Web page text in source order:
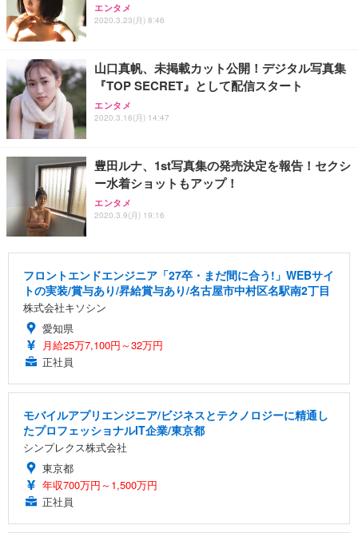
エンタメ
2020.3.23(月) 8:46
山口真帆、未掲載カット公開！デジタル写真集
『TOP SECRET』として配信スタート
エンタメ
2020.3.16(月) 14:47
豊田ルナ、1st写真集の発売決定を報告！セクシ
ー水着ショットもアップ！
エンタメ
2020.3.9(月) 19:16
フロントエンドエンジニア「27卒・まだ間に合う!」WEBサイ
トの実装/賞与あり/昇給賞与あり/名古屋市中村区名駅南2丁目
株式会社キソシン
愛知県
月給25万7,100円～32万円
正社員
モバイルアプリエンジニア/ビジネスとテクノロジーに精通し
たプロフェッショナルIT企業/東京都
シンプレクス株式会社
東京都
年収700万円～1,500万円
正社員